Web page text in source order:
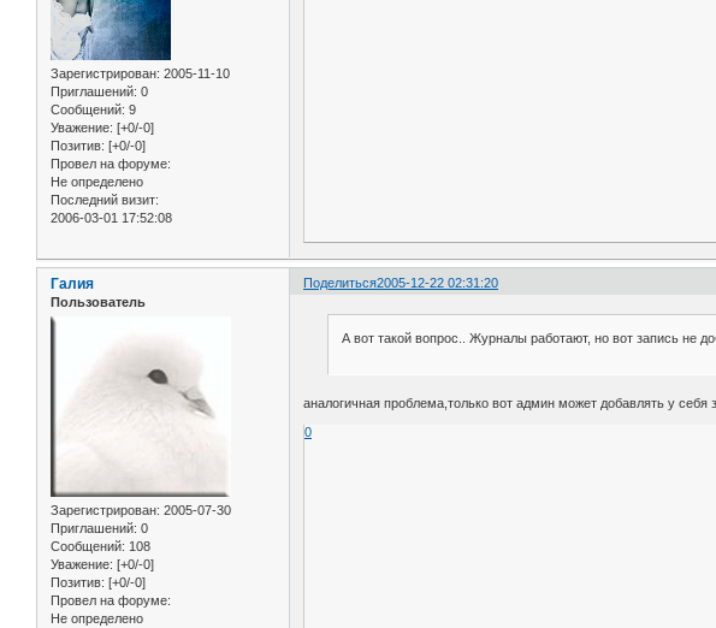
Зарегистрирован: 2005-11-10
Приглашений: 0
Сообщений: 9
Уважение: [+0/-0]
Позитив: [+0/-0]
Провел на форуме:
Не определено
Последний визит:
2006-03-01 17:52:08
Поделиться2005-12-22 02:31:20
Галия
Пользователь
Зарегистрирован: 2005-07-30
Приглашений: 0
Сообщений: 108
Уважение: [+0/-0]
Позитив: [+0/-0]
Провел на форуме:
Не определено
А вот такой вопрос.. Журналы работают, но вот запись не
аналогичная проблема,только вот админ может добавлять у себя
0